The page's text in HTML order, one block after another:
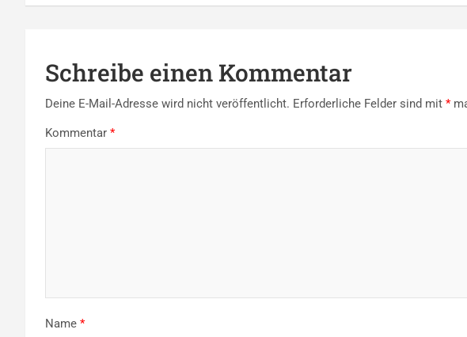
Schreibe einen Kommentar
Deine E-Mail-Adresse wird nicht veröffentlicht. Erforderliche Felder sind mit *
Kommentar *
Name *